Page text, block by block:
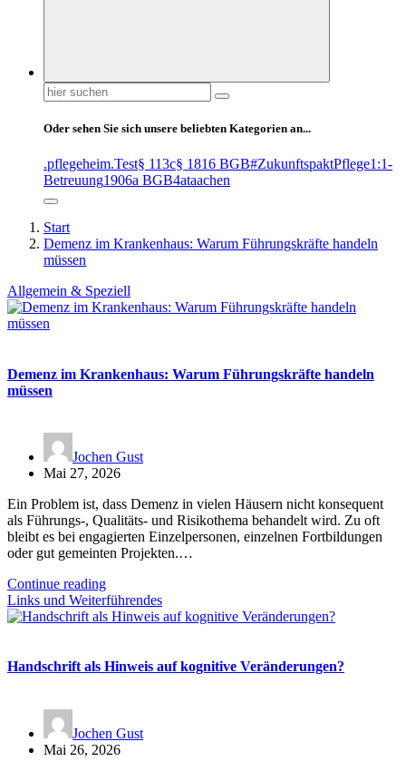
Suchen
nach:
Oder sehen Sie sich unsere beliebten Kategorien an...
.pflegeheim.Test§ 113c§ 1816 BGB#ZukunftspaktPflege1:1-
Betreuung1906a BGB4ataachen
Start
Demenz im Krankenhaus: Warum Führungskräfte handeln
müssen
Allgemein & Speziell
Demenz im Krankenhaus: Warum Führungskräfte handeln
müssen
Jochen Gust
Mai 27, 2026
Ein Problem ist, dass Demenz in vielen Häusern nicht konsequent
als Führungs-, Qualitäts- und Risikothema behandelt wird. Zu oft
bleibt es bei engagierten Einzelpersonen, einzelnen Fortbildungen
oder gut gemeinten Projekten.…
Continue reading
Links und Weiterführendes
Handschrift als Hinweis auf kognitive Veränderungen?
Jochen Gust
Mai 26, 2026